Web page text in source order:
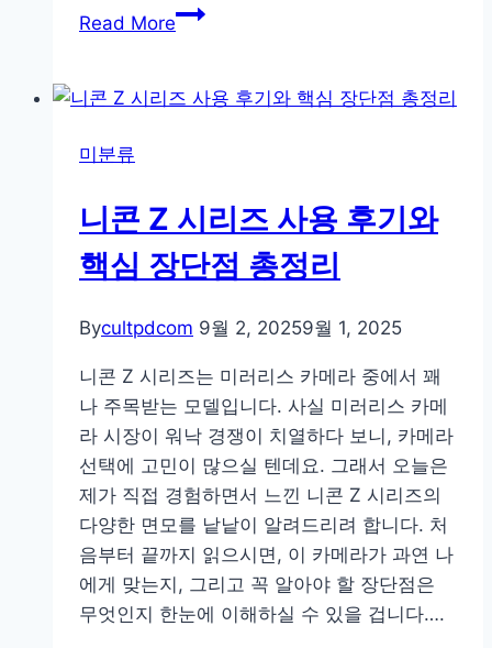
Read More여
진
을
높
여
하
이
엔
드
카
메
라
추
천
리
미분류
니콘 Z 시리즈 사용 후기와
핵심 장단점 총정리
Bycultpdcom 9월 2, 20259월 1, 2025
니콘 Z 시리즈는 미러리스 카메라 중에서 꽤
나 주목받는 모델입니다. 사실 미러리스 카메
라 시장이 워낙 경쟁이 치열하다 보니, 카메라
선택에 고민이 많으실 텐데요. 그래서 오늘은
제가 직접 경험하면서 느낀 니콘 Z 시리즈의
다양한 면모를 낱낱이 알려드리려 합니다. 처
음부터 끝까지 읽으시면, 이 카메라가 과연 나
에게 맞는지, 그리고 꼭 알아야 할 장단점은
무엇인지 한눈에 이해하실 수 있을 겁니다….